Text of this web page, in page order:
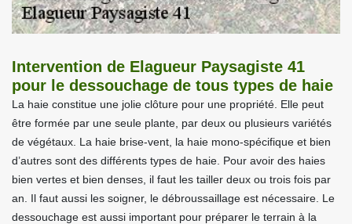
Intervention de Elagueur Paysagiste 41
pour le dessouchage de tous types de haie
La haie constitue une jolie clôture pour une propriété. Elle peut
être formée par une seule plante, par deux ou plusieurs variétés
de végétaux. La haie brise-vent, la haie mono-spécifique et bien
d’autres sont des différents types de haie. Pour avoir des haies
bien vertes et bien denses, il faut les tailler deux ou trois fois par
an. Il faut aussi les soigner, le débroussaillage est nécessaire. Le
dessouchage est aussi important pour préparer le terrain à la